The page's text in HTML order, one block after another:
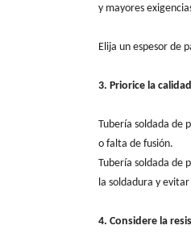
y mayores
Elija un espesor de
3. Priorice la
Tubería soldada de
o falta de fusión.
Tubería soldada de
la soldadura y
4. Considere la